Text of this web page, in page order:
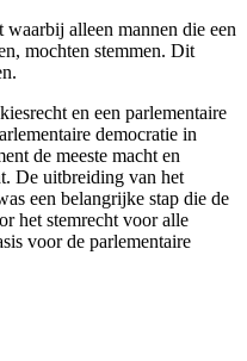
waarbij alleen mannen die een
mochten stemmen. Dit
en een parlementaire
democratie in
de meeste macht en
De uitbreiding van het
een belangrijke stap die de
het stemrecht voor alle
voor de parlementaire